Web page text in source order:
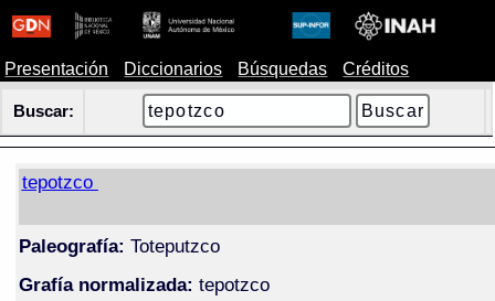
Presentación Diccionarios Búsquedas Créditos
Buscar:
tepotzco
Paleografía: Toteputzco
Grafía normalizada: tepotzco